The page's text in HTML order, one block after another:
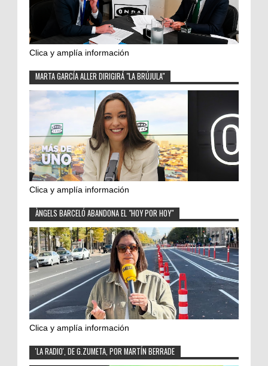
Clica y amplía información
MARTA GARCÍA ALLER DIRIGIRÁ "LA BRÚJULA"
Clica y amplía información
ÀNGELS BARCELÓ ABANDONA EL "HOY POR HOY"
Clica y amplía información
'LA RADIO', DE G.ZUMETA, POR MARTÍN BERRADE